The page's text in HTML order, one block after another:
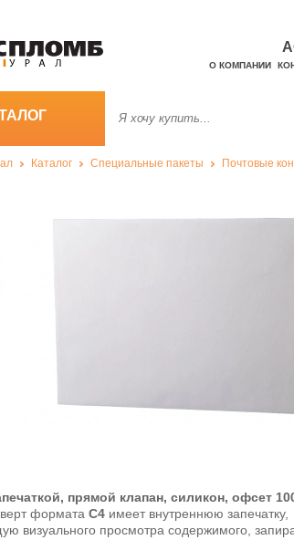
О КОМПАНИИ
Каталог Специальные пакеты Почтовые
прямой клапан, силикон, офсет
формата C4 имеет внутреннюю запечатку,
визуального просмотра содержимого,